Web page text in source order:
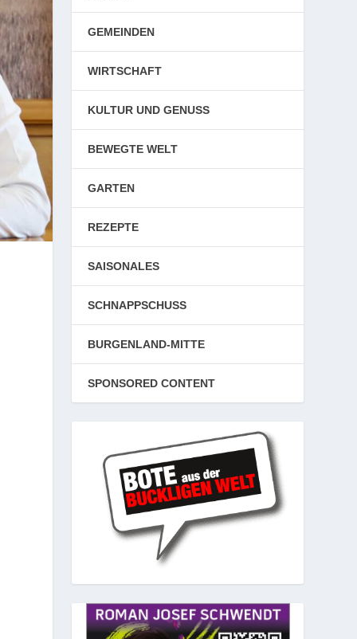
GEMEINDEN
WIRTSCHAFT
KULTUR UND GENUSS
BEWEGTE WELT
GARTEN
REZEPTE
SAISONALES
SCHNAPPSCHUSS
BURGENLAND-MITTE
SPONSORED CONTENT